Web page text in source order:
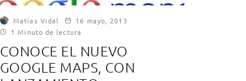
Matías Vidal
16 mayo, 2013
1 Minuto de lectura
CONOCE EL NUEVO
GOOGLE MAPS, CON